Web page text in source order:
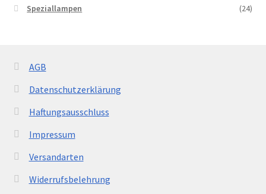
Speziallampen
(24)
AGB
Datenschutzerklärung
Haftungsausschluss
Impressum
Versandarten
Widerrufsbelehrung